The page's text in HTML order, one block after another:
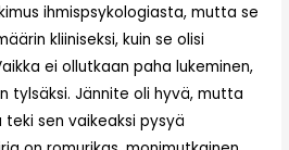
ihmispsykologiasta, mutta se
kliiniseksi, kuin se olisi
ei ollutkaan paha lukeminen,
tylsäksi. Jännite oli hyvä, mutta
sen vaikeaksi pysyä